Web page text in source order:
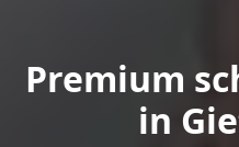
Premium
in